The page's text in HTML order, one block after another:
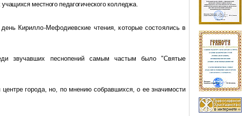
учащихся местного педагогического колледжа.
день Кирилло-Мефодиевские чтения, которые состоялисьв
звучавших песнопений самым частым было "Святые
города, но, по мнению собравшихся, о ее значимости